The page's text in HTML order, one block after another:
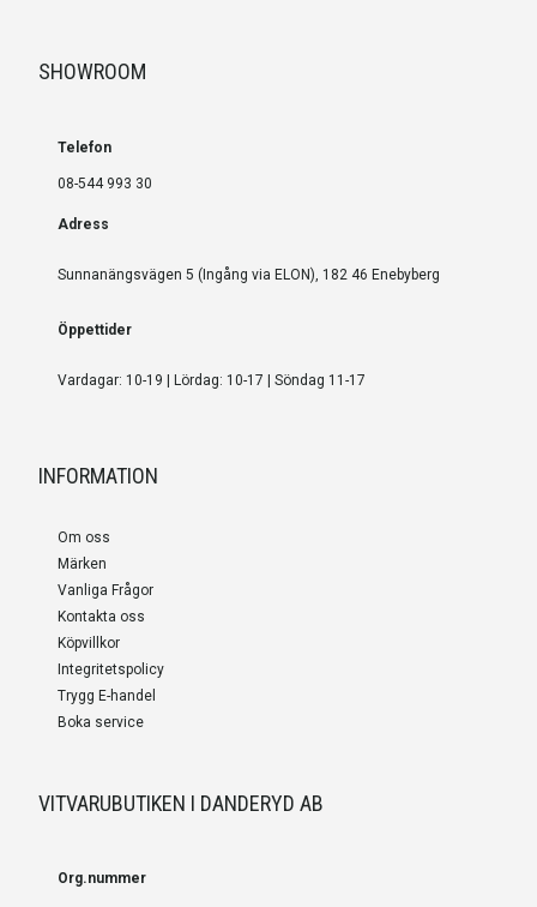
SHOWROOM
Telefon
08-544 993 30
Adress
Sunnanängsvägen 5 (Ingång via ELON), 182 46 Enebyberg
Öppettider
Vardagar: 10-19 | Lördag: 10-17 | Söndag 11-17
INFORMATION
Om oss
Märken
Vanliga Frågor
Kontakta oss
Köpvillkor
Integritetspolicy
Trygg E-handel
Boka service
VITVARUBUTIKEN I DANDERYD AB
Org.nummer